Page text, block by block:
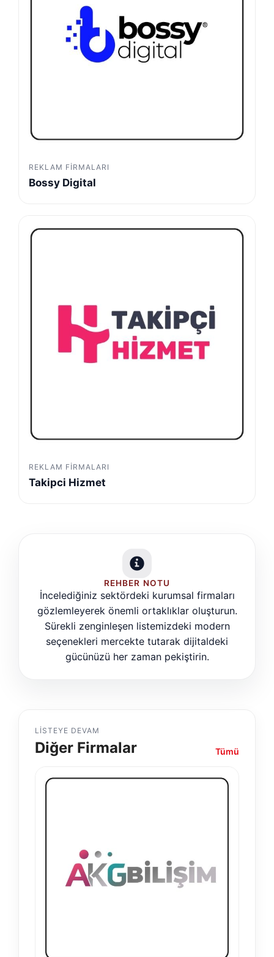
REKLAM FIRMALARI
Bossy Digital
REKLAM FIRMALARI
Takipci Hizmet
REHBER NOTU
İncelediğiniz sektördeki kurumsal firmaları
gözlemleyerek önemli ortaklıklar oluşturun.
Sürekli zenginleşen listemizdeki modern
seçenekleri mercekte tutarak dijitaldeki
gücünüzü her zaman pekiştirin.
LISTEYE DEVAM
Diğer Firmalar Tümü